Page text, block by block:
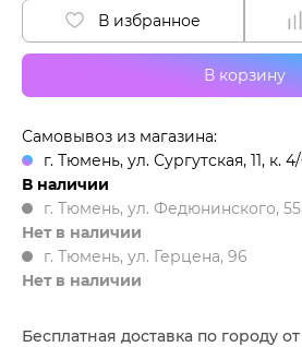
В корзину
В избранное
Самовывоз из магазина:
г. Тюмень, ул. Сургутская, 11, к.
В наличии
г. Тюмень, ул. Федюнинского, 55
Нет в наличии
г. Тюмень, ул. Герцена, 96
Нет в наличии
Бесплатная доставка по городу